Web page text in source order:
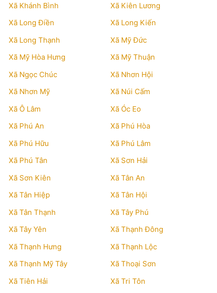
Xã Khánh Bình
Xã Kiên Lương
Xã Long Điền
Xã Long Kiến
Xã Long Thạnh
Xã Mỹ Đức
Xã Mỹ Hòa Hưng
Xã Mỹ Thuận
Xã Ngọc Chúc
Xã Nhơn Hội
Xã Nhơn Mỹ
Xã Núi Cấm
Xã Ô Lâm
Xã Óc Eo
Xã Phú An
Xã Phú Hòa
Xã Phú Hữu
Xã Phú Lâm
Xã Phú Tân
Xã Sơn Hải
Xã Sơn Kiên
Xã Tân An
Xã Tân Hiệp
Xã Tân Hội
Xã Tân Thạnh
Xã Tây Phú
Xã Tây Yên
Xã Thạnh Đông
Xã Thạnh Hưng
Xã Thạnh Lộc
Xã Thạnh Mỹ Tây
Xã Thoại Sơn
Xã Tiên Hải
Xã Tri Tôn